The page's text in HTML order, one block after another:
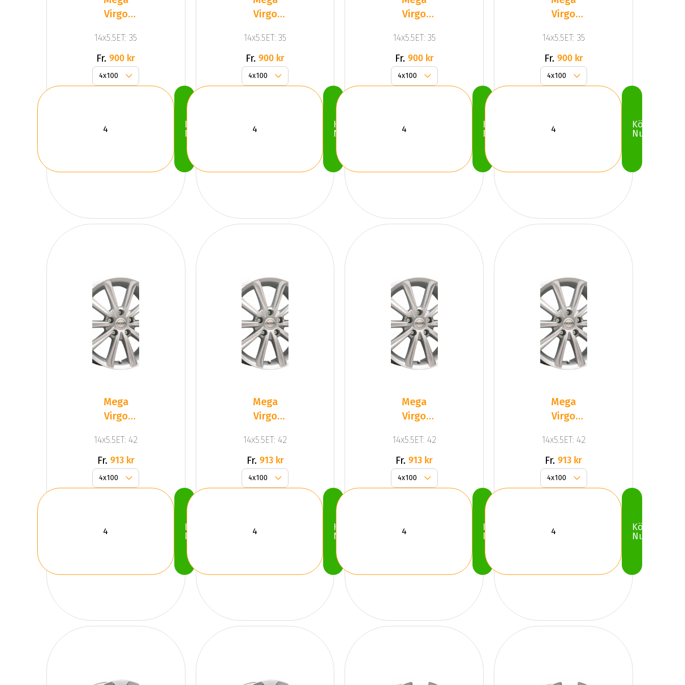
Virgo
14x5.5ET: 35
Fr. 900 kr
Köp
Nu
Virgo
14x5.5ET: 35
Fr. 900 kr
Köp
Nu
Virgo
14x5.5ET: 35
Fr. 900 kr
Köp
Nu
Virgo
14x5.5ET: 35
Fr. 900 kr
Köp
Nu
Mega
Virgo
14x5.5ET: 42
Fr. 913 kr
Köp
Nu
Mega
Virgo
14x5.5ET: 42
Fr. 913 kr
Köp
Nu
Mega
Virgo
14x5.5ET: 42
Fr. 913 kr
Köp
Nu
Mega
Virgo
14x5.5ET: 42
Fr. 913 kr
Köp
Nu